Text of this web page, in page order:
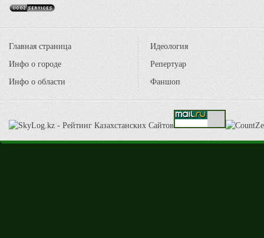
Главная страница
Инфо о городе
Инфо о области
Идеология
Репертуар
Фаншоп